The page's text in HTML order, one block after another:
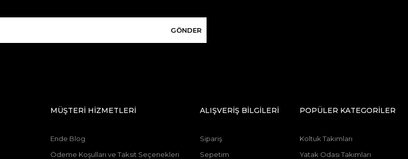
GÖNDER
MÜŞTERİ HİZMETLERİ
Ende Blog
Ödeme Koşulları ve Taksit Seçenekleri
ALIŞVERİŞ BİLGİLERİ
Sipariş
Sepetim
POPÜLER KATEGORİLER
Koltuk Takımları
Yatak Odası Takımları